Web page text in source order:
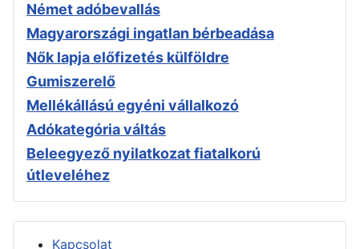
Német adóbevallás
Magyarországi ingatlan bérbeadása
Nők lapja előfizetés külföldre
Gumiszerelő
Mellékállású egyéni vállalkozó
Adókategória váltás
Beleegyező nyilatkozat fiatalkorú
útleveléhez
Kapcsolat